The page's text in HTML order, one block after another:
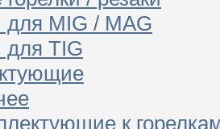
для MIG / MAG
для TIG
к